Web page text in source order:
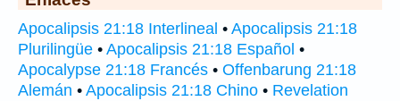
Apocalipsis 21:18 Interlineal • Apocalipsis 21:18
Plurilingüe • Apocalipsis 21:18 Español •
Apocalypse 21:18 Francés • Offenbarung 21:18
Alemán • Apocalipsis 21:18 Chino • Revelation